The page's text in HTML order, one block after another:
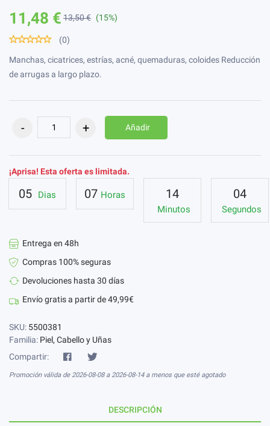
11,48 € 13,50 € (15%)
(0)
Manchas, cicatrices, estrías, acné, quemaduras, coloides Reducción
de arrugas a largo plazo.
Añadir
¡Aprisa! Esta oferta es limitada.
05 Dias 07 Horas 14
Minutos
03
Segundos
Entrega en 48h
Compras 100% seguras
Devoluciones hasta 30 días
Envío gratis a partir de 49,99€
SKU: 5500381
Familia: Piel, Cabello y Uñas
Compartir:
Promoción válida de 2026-08-08 a 2026-08-14 a menos que esté agotado
DESCRIPCIÓN